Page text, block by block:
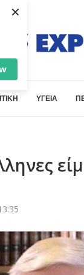
×
ΥΓΕΙΑ